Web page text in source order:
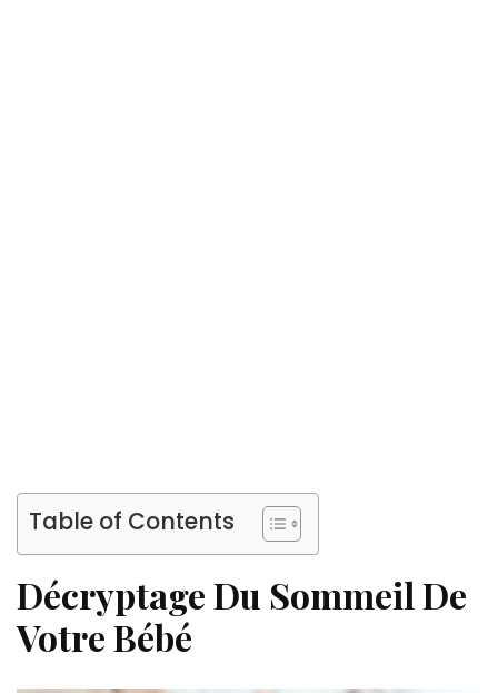
Table of Contents
Décryptage Du Sommeil De
Votre Bébé